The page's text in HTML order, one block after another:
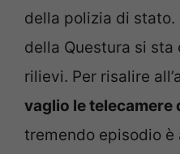
della polizia di
della Questura si
rilievi. Per risalire
vaglio le telecamere
tremendo episodio è